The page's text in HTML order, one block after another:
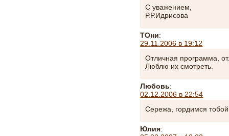
С уважением,
Р.Р.Идрисова
ТОни:
29.11.2006 в 19:12
Отличная программа,
Люблю их смотреть.
Любовь:
02.12.2006 в 22:54
Сережа, гордимся
Юлия: